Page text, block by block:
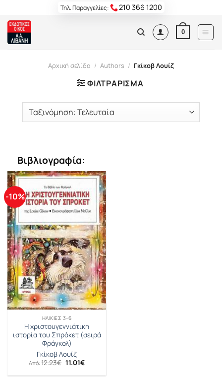
content
Τηλ. Παραγγελίες: 210 366 1200
0
Αρχική σελίδα / Authors / Γκίκοβ Λουίζ
ΦΙΛΤΡΆΡΙΣΜΑ
Βιβλιογραφία:
-10%
ΗΛΙΚΊΕΣ 3-6
Η χριστουγεννιάτικη
ιστορία του Σπρόκετ (σειρά
Φράγκολ)
Γκίκοβ Λουίζ
Από:12.23€ Original
price
was:
11.01€Η
τιμή